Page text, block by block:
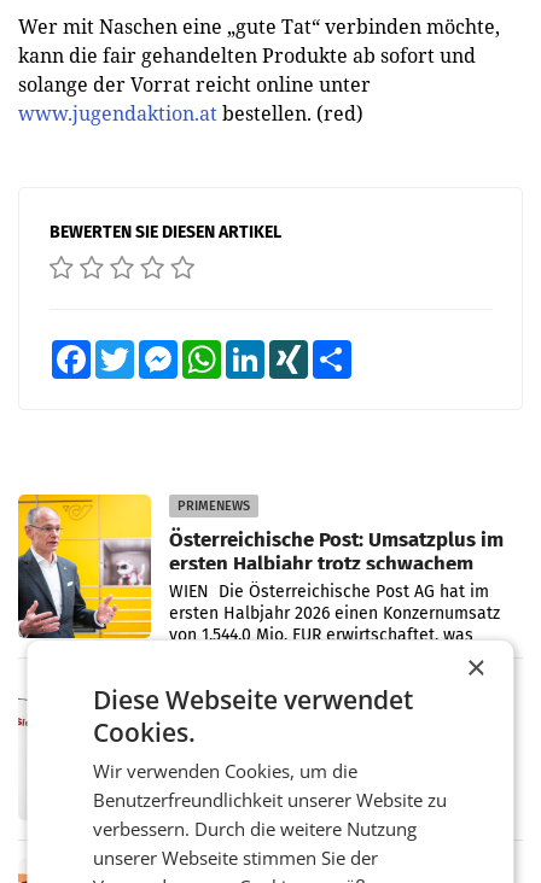
Wer mit Naschen eine „gute Tat“ verbinden möchte,
kann die fair gehandelten Produkte ab sofort und
solange der Vorrat reicht online unter
www.jugendaktion.atbestellen. (red)
BEWERTEN SIE DIESEN ARTIKEL
FacebookTwitter MessengerWhatsAppLinkedInXING
PRIMENEWS
Österreichische Post: Umsatzplus im
ersten Halbjahr trotz schwachem
Briefgeschäft
WIEN Die Österreichische Post AG hat im
ersten Halbjahr 2026 einen Konzernumsatz
von 1.544,0 Mio. EUR erwirtschaftet, was
einem Plus von 3,8 Prozent gegenüber dem
MARKETING & MEDIA
ProSiebenSat.1 spart und macht
überraschend viel Gewinn
UNTERFÖHRING/MAILAND/AMSTERDAM. Der
Fernsehkonzern ProSiebenSat.1 hat im
Frühjahr dank Kostensenkungen operativ
wieder Gewinn gemacht und die
Markterwartung deutlich übertroffen.
RETAIL
×
Diese Webseite verwendet
Cookies.
Wir verwenden Cookies, um die
Benutzerfreundlichkeit unserer Website zu
verbessern. Durch die weitere Nutzung
unserer Webseite stimmen Sie der